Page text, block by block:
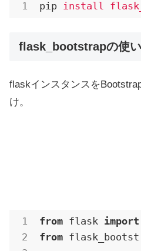
pip install
flask_bootstrapの使
flaskインスタンスを
け。
from flask import
from